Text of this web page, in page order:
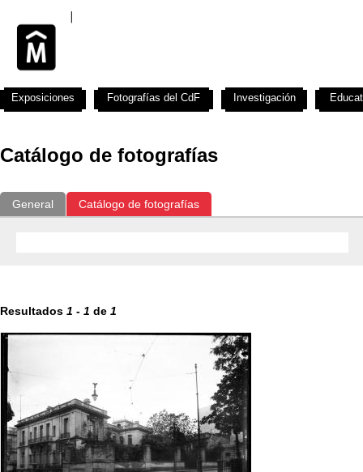
Catálogo de fotografías
General Catálogo de fotografías
Resultados 1 - 1 de 1
Exposiciones Fotografías del CdF Investigación